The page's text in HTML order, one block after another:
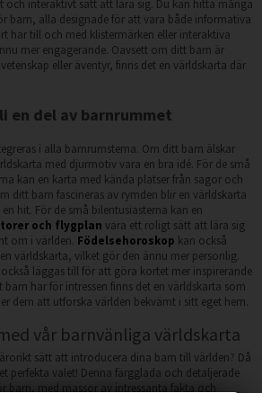
interaktivt sätt att lära sig. Du kan hitta många
barn, alla designade för att vara både informativa
har till och med klistermärken eller interaktiva
mer engagerande. Oavsett om ditt barn är
eller äventyr, finns det en världskarta där
en del av barnrummet
i alla barnrumstema. Om ditt barn älskar
med djurmotiv vara en bra idé. För de små
kan en karta med kända platser från sagor och
ditt barn fascineras av rymden blir en världskarta
en hit. För de små bilentusiasterna kan en
och flygplan vara ett roligt sätt att lära sig
om i världen. Födelsehoroskop kan också
världskarta, vilket gör den ännu mer personlig.
läggas till för att göra kortet mer inspirerande
har för intressen finns det en världskarta som
dem att utforska världen bekvämt i sitt eget hem.
vår barnvänliga världskarta
sätt att introducera dina barn till världen? Då
perfekta valet! Denna färgglada och detaljerade
barn, med massor av intressanta fakta och